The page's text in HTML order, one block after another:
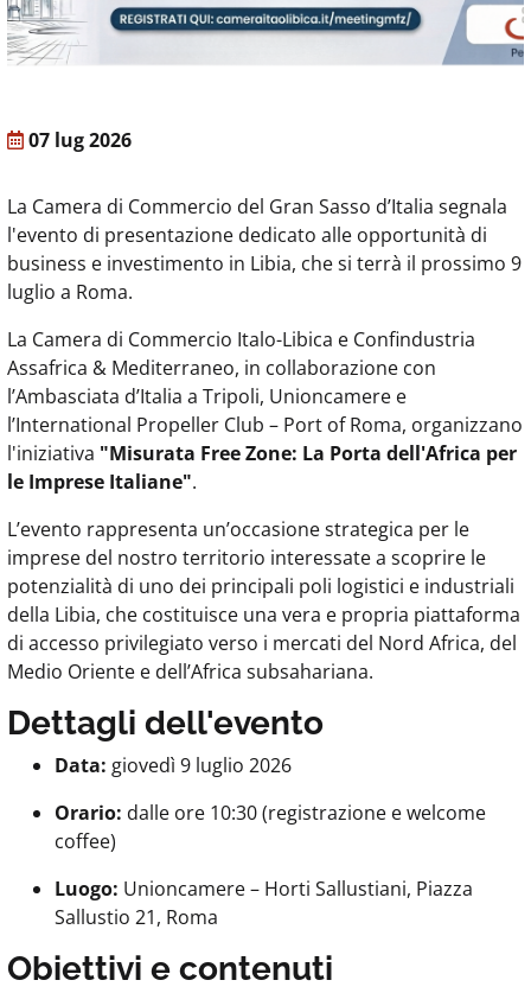
07 lug 2026
La Camera di Commercio del Gran Sasso d’Italia segnala
l'evento di presentazione dedicato alle opportunità di
business e investimento in Libia, che si terrà il prossimo 9
luglio a Roma.
La Camera di Commercio Italo-Libica e Confindustria
Assafrica & Mediterraneo, in collaborazione con
l’Ambasciata d’Italia a Tripoli, Unioncamere e
l’International Propeller Club – Port of Roma, organizzano
l'iniziativa "Misurata Free Zone: La Porta dell'Africa per
le Imprese Italiane".
L’evento rappresenta un’occasione strategica per le
imprese del nostro territorio interessate a scoprire le
potenzialità di uno dei principali poli logistici e industriali
della Libia, che costituisce una vera e propria piattaforma
di accesso privilegiato verso i mercati del Nord Africa, del
Medio Oriente e dell’Africa subsahariana.
Dettagli dell'evento
Data: giovedì 9 luglio 2026
Orario: dalle ore 10:30 (registrazione e welcome
coffee)
Luogo: Unioncamere – Horti Sallustiani, Piazza
Sallustio 21, Roma
Obiettivi e contenuti